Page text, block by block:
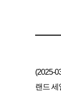
(2025-
랜드 세